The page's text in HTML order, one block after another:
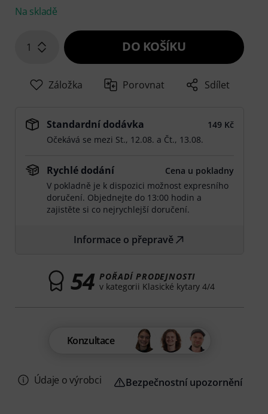
Na skladě
1 DO KOŠÍKU
Záložka Porovnat Sdílet
Standardní dodávka
149 Kč
Očekává se mezi St., 12.08. a Čt., 13.08.
Rychlé dodání
Cena u pokladny
V pokladně je k dispozici možnost expresního
doručení. Objednejte do 13:00 hodin a
zajistěte si co nejrychlejší doručení.
Informace o přepravě
54 POŘADÍ PRODEJNOSTI
v kategorii Klasické kytary 4/4
Konzultace
Údaje o výrobci Bezpečnostní upozornění